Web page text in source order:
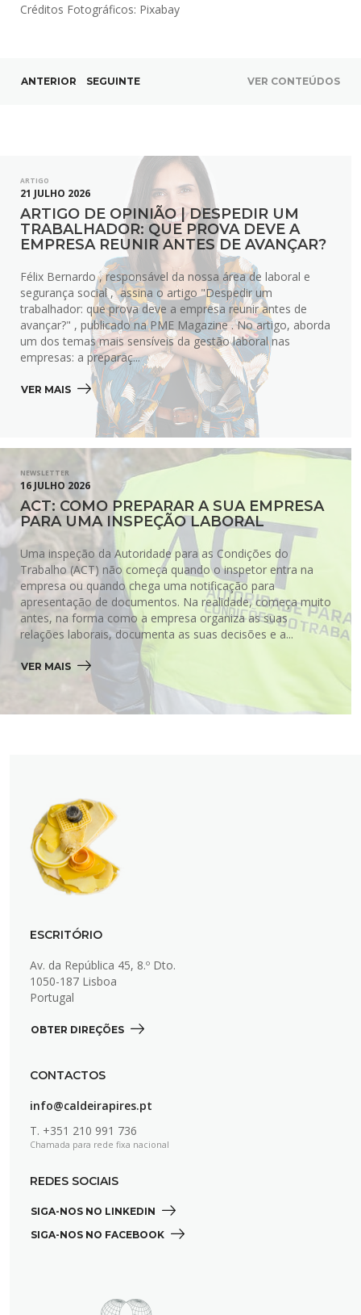
Créditos Fotográficos: Pixabay
ANTERIOR SEGUINTE VER CONTEÚDOS
ARTIGO
21 JULHO 2026
ARTIGO DE OPINIÃO | DESPEDIR UM
TRABALHADOR: QUE PROVA DEVE A
EMPRESA REUNIR ANTES DE AVANÇAR?
Félix Bernardo , responsável da nossa área de laboral e
segurança social , assina o artigo "Despedir um
trabalhador: que prova deve a empresa reunir antes de
avançar?" , publicado na PME Magazine . No artigo, aborda
um dos temas mais sensíveis da gestão laboral nas
empresas: a preparaç...
VER MAIS
NEWSLETTER
16 JULHO 2026
ACT: COMO PREPARAR A SUA EMPRESA
PARA UMA INSPEÇÃO LABORAL
Uma inspeção da Autoridade para as Condições do
Trabalho (ACT) não começa quando o inspetor entra na
empresa ou quando chega uma notificação para
apresentação de documentos. Na realidade, começa muito
antes, na forma como a empresa organiza as suas
relações laborais, documenta as suas decisões e a...
VER MAIS
ESCRITÓRIO
Av. da República 45, 8.º Dto.
1050-187 Lisboa
Portugal
OBTER DIREÇÕES
CONTACTOS
info@caldeirapires.pt
T. +351 210 991 736
Chamada para rede fixa nacional
REDES SOCIAIS
SIGA-NOS NO LINKEDIN
SIGA-NOS NO FACEBOOK